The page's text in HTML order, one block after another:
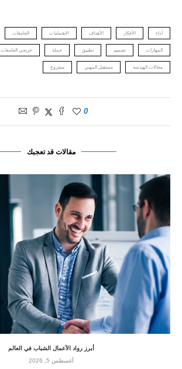
أداء الأفكار الأهداف الاهتمامات الجامعات
المهارات تصميم تطبيق حملة خريجي الجامعات
مجالات الهندسة مستقبل المهني مشروع
0
مقالات قد تعجبك
أبرز رواد الأعمال الشباب في العالم
أغسطس 5, 2026